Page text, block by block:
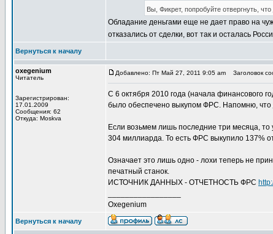
Вы, Фикрет, попробуйте отвергнуть,
Обладание деньгами еще не дает право на
отказались от сделки, вот так и осталась
Вернуться к началу
oxegenium
Читатель
Зарегистрирован:
17.01.2009
Сообщения: 62
Откуда: Moskva
Добавлено: Пт Май 27, 2011 9:05 am Заголовок
С 6 октября 2010 года (начала финансового
было обеспечено выкупом ФРС. Напомню, что
Если возьмем лишь последние три месяца,
304 миллиарда. То есть ФРС выкупило 137%
Означает это лишь одно - лохи теперь не
печатный станок.
ИСТОЧНИК ДАННЫХ - ОТЧЕТНОСТЬ ФРС
Oxegenium
Вернуться к началу